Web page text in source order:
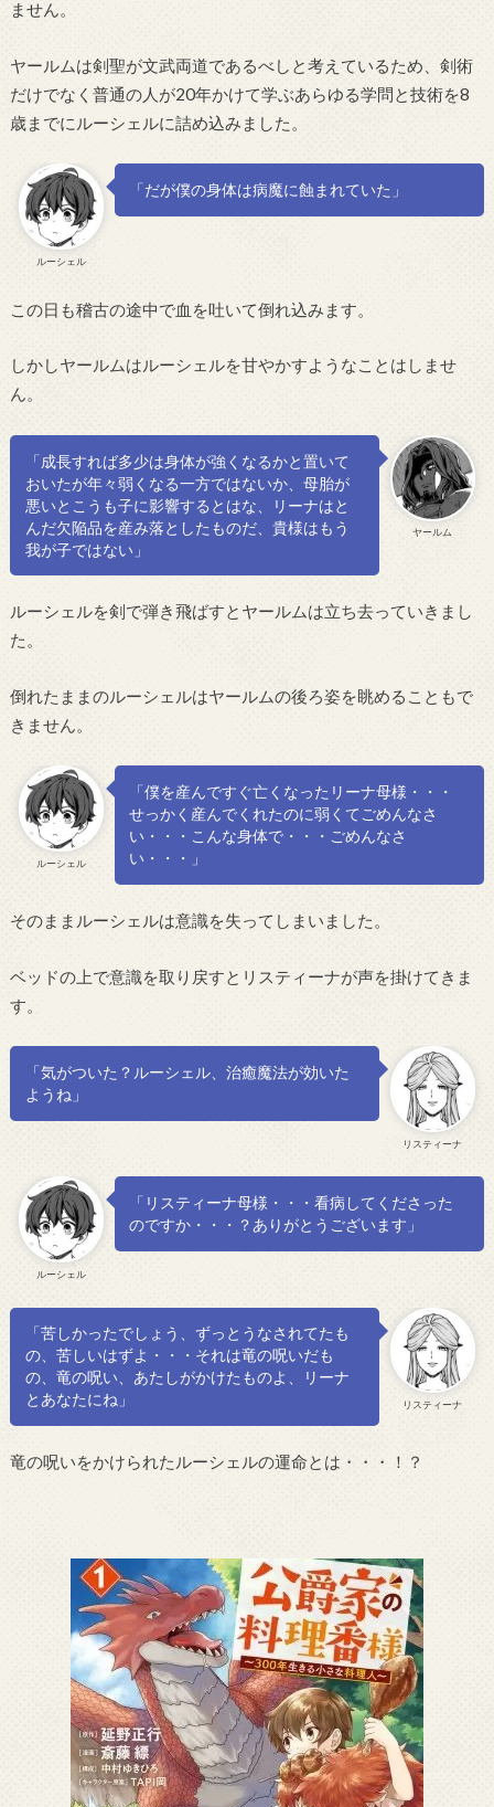
ません。
ヤールムは剣聖が文武両道であるべしと考えているため、剣術
だけでなく普通の人が20年かけて学ぶあらゆる学問と技術を8
歳までにルーシェルに詰め込みました。
ルーシェル
「だが僕の身体は病魔に蝕まれていた」
この日も稽古の途中で血を吐いて倒れ込みます。
しかしヤールムはルーシェルを甘やかすようなことはしませ
ん。
ヤールム
「成長すれば多少は身体が強くなるかと置いて
おいたが年々弱くなる一方ではないか、母胎が
悪いとこうも子に影響するとはな、リーナはと
んだ欠陥品を産み落としたものだ、貴様はもう
我が子ではない」
ルーシェルを剣で弾き飛ばすとヤールムは立ち去っていきまし
た。
倒れたままのルーシェルはヤールムの後ろ姿を眺めることもで
きません。
ルーシェル
「僕を産んですぐ亡くなったリーナ母様・・・
せっかく産んでくれたのに弱くてごめんなさ
い・・・こんな身体で・・・ごめんなさ
い・・・」
そのままルーシェルは意識を失ってしまいました。
ベッドの上で意識を取り戻すとリスティーナが声を掛けてきま
す。
リスティーナ
「気がついた？ルーシェル、治癒魔法が効いた
ようね」
ルーシェル
「リスティーナ母様・・・看病してくださった
のですか・・・？ありがとうございます」
リスティーナ
「苦しかったでしょう、ずっとうなされてたも
の、苦しいはずよ・・・それは竜の呪いだも
の、竜の呪い、あたしがかけたものよ、リーナ
とあなたにね」
竜の呪いをかけられたルーシェルの運命とは・・・！？